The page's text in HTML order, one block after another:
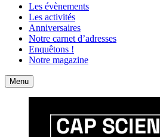
Les évènements
Les activités
Anniversaires
Notre carnet d’adresses
Enquêtons !
Notre magazine
Accueil
Menu Contact